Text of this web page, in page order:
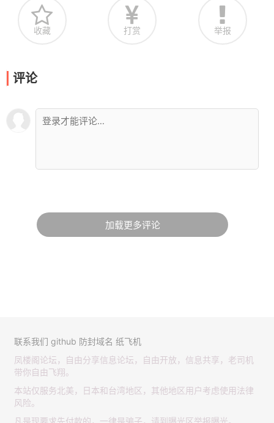
收藏 打赏 举报
评论
加载更多评论
联系我们 github 防封域名 纸飞机
凤楼阁论坛，自由分享信息论坛，自由开放，信息共享，老司机
带你自由飞翔。
本站仅服务北美，日本和台湾地区，其他地区用户考虑使用法律
风险。
凡是现要求先付款的，一律是骗子，请到曝光区举报曝光。